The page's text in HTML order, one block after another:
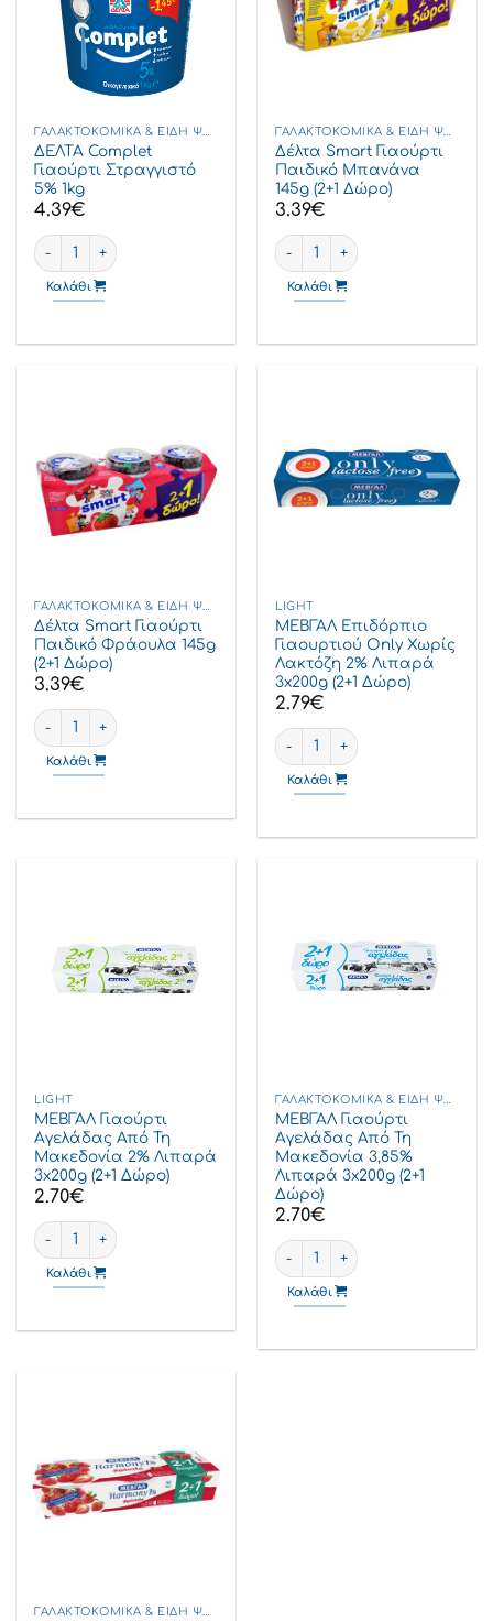
ΔΕΛΤΑ Complet
Γιαούρτι Στραγγιστό
5% 1kg
4.39€
ΔΕΛΤΑ Complet Γιαούρτι Στραγγιστό 5% 1kg ποσότητα
Καλάθι
Δέλτα Smart Γιαούρτι
Παιδικό Μπανάνα
145g (2+1 Δώρο)
3.39€
Δέλτα Smart Γιαούρτι
Καλάθι
Δέλτα Smart Γιαούρτι
Παιδικό Φράουλα 145g
(2+1 Δώρο)
3.39€
Δέλτα Smart Γιαούρτι Παιδικό Φράουλα 145g (2+1 Δώρο)
Καλάθι
LIGHT
ΜΕΒΓΑΛ Επιδόρπιο
Γιαουρτιού Only Χωρίς
Λακτόζη 2% Λιπαρά
3x200g (2+1 Δώρο)
2.79€
ΜΕΒΓΑΛ Επιδόρπιο
Καλάθι
LIGHT
ΜΕΒΓΑΛ Γιαούρτι
Αγελάδας Από Τη
Μακεδονία 2% Λιπαρά
3x200g (2+1 Δώρο)
2.70€
ΜΕΒΓΑΛ Γιαούρτι Αγελάδας από τη Μακεδονία 2% λιπαρά
Καλάθι
ΜΕΒΓΑΛ Γιαούρτι
Αγελάδας Από Τη
Μακεδονία 3,85%
Λιπαρά 3x200g (2+1
Δώρο)
2.70€
ΜΕΒΓΑΛ Γιαούρτι Αγελάδας
Καλάθι